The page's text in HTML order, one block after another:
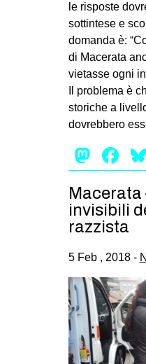
le risposte
sottintese e
domanda è:
di Macerata
vietasse ogni
Il problema è
storiche a
dovrebbero
Macerata
invisibili
razzista
5 Feb , 2018 -